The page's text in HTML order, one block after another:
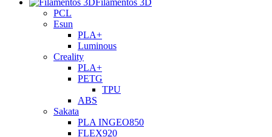
Filamentos 3D
PCL
Esun
PLA+
Luminous
Creality
PLA+
PETG
TPU
ABS
Sakata
PLA INGEO850
FLEX920